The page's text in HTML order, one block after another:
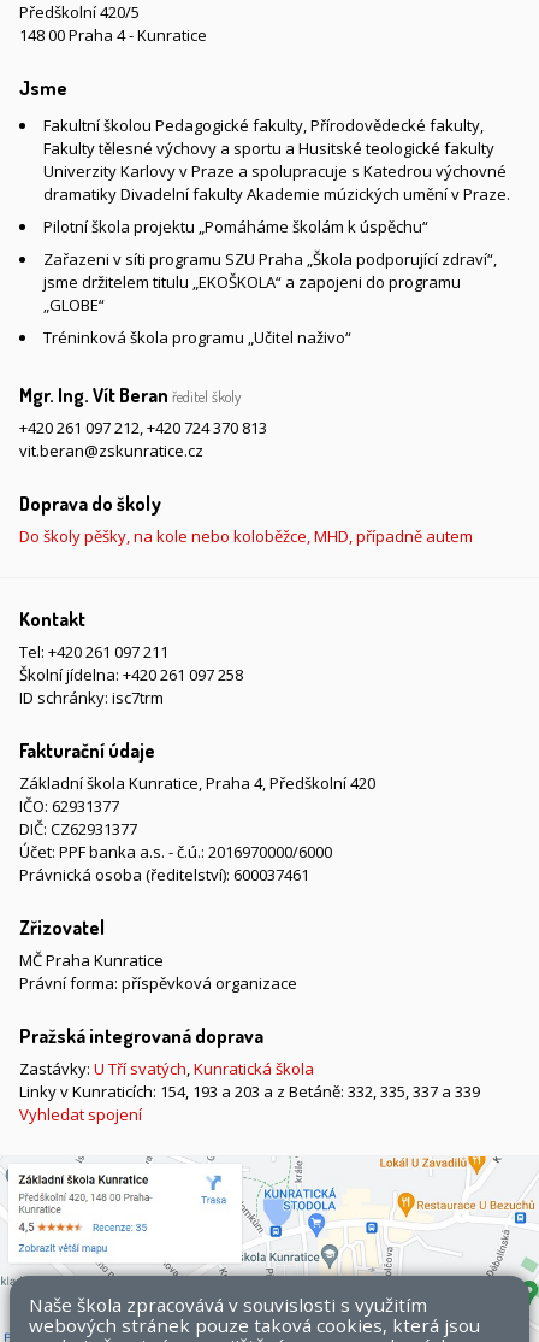
Předškolní 420/5
148 00 Praha 4 - Kunratice
Jsme
Fakultní školou Pedagogické fakulty, Přírodovědecké fakulty,
Fakulty tělesné výchovy a sportu a Husitské teologické fakulty
Univerzity Karlovy v Praze a spolupracuje s Katedrou výchovné
dramatiky Divadelní fakulty Akademie múzických umění v Praze.
Pilotní škola projektu „Pomáháme školám k úspěchu“
Zařazeni v síti programu SZU Praha „Škola podporující zdraví“,
jsme držitelem titulu „EKOŠKOLA“ a zapojeni do programu
„GLOBE“
Tréninková škola programu „Učitel naživo“
Mgr. Ing. Vít Beran ředitel školy
+420 261 097 212,+420 724 370 813
vit.beran@zskunratice.cz
Doprava do školy
Do školy pěšky, na kole nebo koloběžce, MHD, případně autem
Kontakt
Tel: +420 261 097 211
Školní jídelna: +420 261 097 258
ID schránky: isc7trm
Fakturační údaje
Základní škola Kunratice, Praha 4, Předškolní 420
IČO: 62931377
DIČ: CZ62931377
Účet: PPF banka a.s. - č.ú.: 2016970000/6000
Právnická osoba (ředitelství): 600037461
Zřizovatel
MČ Praha Kunratice
Právní forma: příspěvková organizace
Pražská integrovaná doprava
Zastávky: U Tří svatých,Kunratická škola
Linky v Kunraticích: 154, 193 a 203 a z Betáně: 332, 335, 337 a 339
Vyhledat spojení
Naše škola zpracovává v souvislosti s využitím
webových stránek pouze taková cookies, která jsou